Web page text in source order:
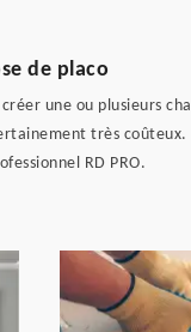
de placo
une ou plusieurs
très
RD PRO.